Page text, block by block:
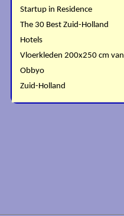
Startup in Residence
The 30 Best Zuid-Holland
Hotels
Vloerkleden 200x250 cm van
Obbyo
Zuid-Holland